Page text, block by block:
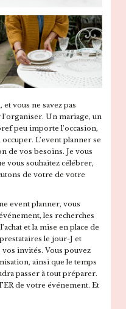
vous ne savez pas
Un mariage, un
peu importe l’occasion,
L’event planner se
de vos besoins. Je vous
vous souhaitez célébrer,
de votre de votre
event planner, vous
les recherches
et la mise en place de
le jour-J et
vos invités. Vous pouvez
ainsi que le temps
passer à tout préparer.
de votre événement. Et